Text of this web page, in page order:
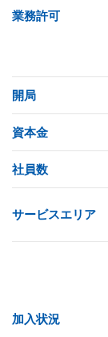
業務許可
開局
資本金
社員数
サービスエリア
加入状況